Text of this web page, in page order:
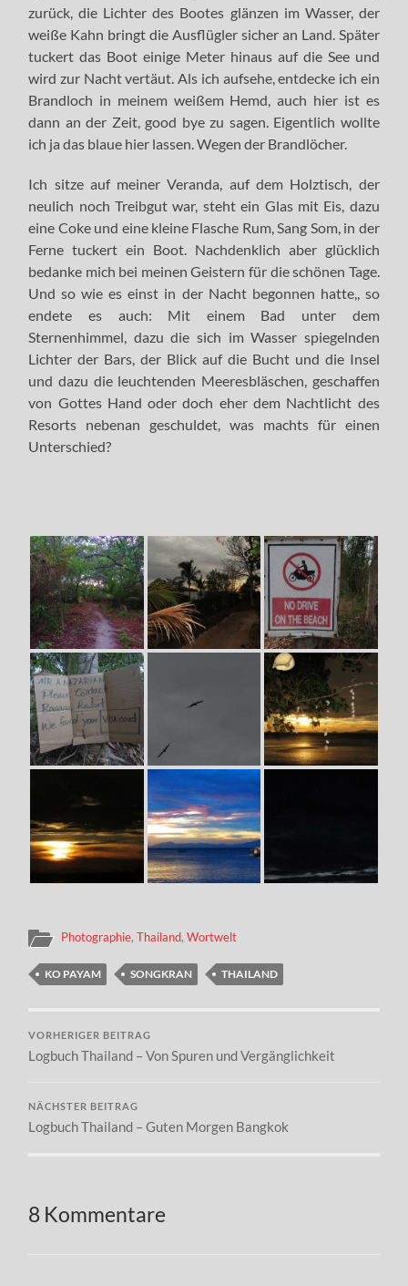
zurück, die Lichter des Bootes glänzen im Wasser, der
weiße Kahn bringt die Ausflügler sicher an Land. Später
tuckert das Boot einige Meter hinaus auf die See und
wird zur Nacht vertäut. Als ich aufsehe, entdecke ich ein
Brandloch in meinem weißem Hemd, auch hier ist es
dann an der Zeit, good bye zu sagen. Eigentlich wollte
ich ja das blaue hier lassen. Wegen der Brandlöcher.
Ich sitze auf meiner Veranda, auf dem Holztisch, der
neulich noch Treibgut war, steht ein Glas mit Eis, dazu
eine Coke und eine kleine Flasche Rum, Sang Som, in der
Ferne tuckert ein Boot. Nachdenklich aber glücklich
bedanke mich bei meinen Geistern für die schönen Tage.
Und so wie es einst in der Nacht begonnen hatte,, so
endete es auch: Mit einem Bad unter dem
Sternenhimmel, dazu die sich im Wasser spiegelnden
Lichter der Bars, der Blick auf die Bucht und die Insel
und dazu die leuchtenden Meeresbläschen, geschaffen
von Gottes Hand oder doch eher dem Nachtlicht des
Resorts nebenan geschuldet, was machts für einen
Unterschied?
Photographie,Thailand,Wortwelt
KO PAYAM SONGKRAN THAILAND
VORHERIGER BEITRAG
Logbuch Thailand – Von Spuren und Vergänglichkeit
NÄCHSTER BEITRAG
Logbuch Thailand – Guten Morgen Bangkok
8 Kommentare